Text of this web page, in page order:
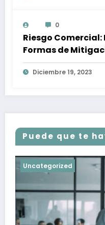
0
Riesgo
Formas de
Diciembre 19, 2023
Puede que te
Uncategorized